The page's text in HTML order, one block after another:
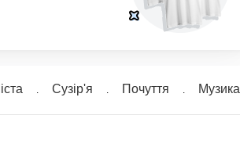
Сузiр'я Почуття Музика